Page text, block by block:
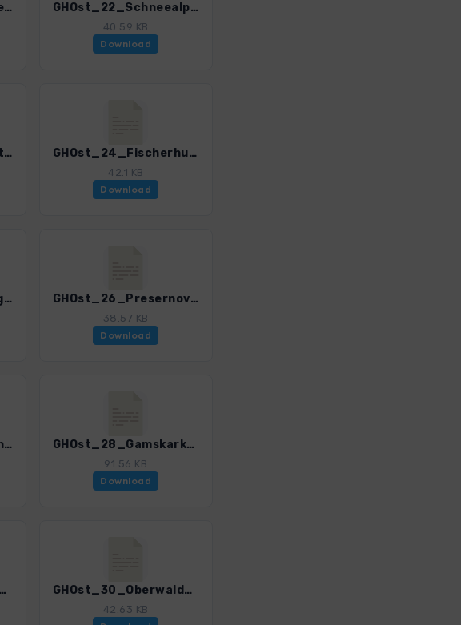
GHOst_21_AnnabergerHaus.gpx GHOst_22_Schneealpenhaus.gpx
40.59 KB
Download
GHOst_23_Rax-Huetten.gpx GHOst_24_Fischerhuette.gpx
42.1 KB
Download
GHOst_25_Zirbitzkogelhaus.gpx GHOst_26_Presernova koca.gpx
38.57 KB
Download
GHOst_27_Dobratsch-Gipfelhaus.gpx GHOst_28_Gamskarkogelhuette.gpx
91.56 KB
Download
GHOst_29_Zittelhaus.gpx GHOst_30_OberwalderHuette.gpx
42.63 KB